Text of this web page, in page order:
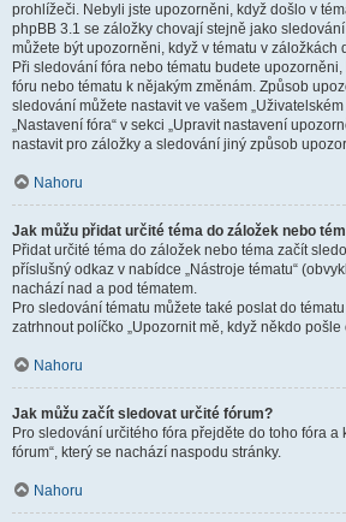
prohlížeči. Nebyli jste upozorněni, když došlo v
phpBB 3.1 se záložky chovají stejně jako
můžete být upozorněni, když v tématu v záložkách
Při sledování fóra nebo tématu budete
fóru nebo tématu k nějakým změnám. Způsob
sledování můžete nastavit ve vašem
„Nastavení fóra“ v sekci „Upravit nastavení
nastavit pro záložky a sledování jiný způsob
Nahoru
Jak můžu přidat určité téma do záložek nebo
Přidat určité téma do záložek nebo téma začít
příslušný odkaz v nabídce „Nástroje tématu“
nachází nad a pod tématem.
Pro sledování tématu můžete také poslat do
zatrhnout políčko „Upozornit mě, když někdo pošle
Nahoru
Jak můžu začít sledovat určité fórum?
Pro sledování určitého fóra přejděte do toho fóra a
fórum“, který se nachází naspodu stránky.
Nahoru